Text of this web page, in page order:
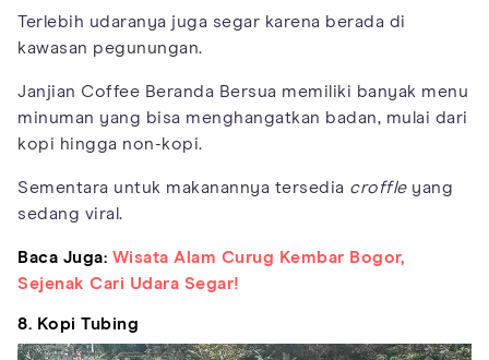
Terlebih udaranya juga segar karena berada di
kawasan pegunungan.
Janjian Coffee Beranda Bersua memiliki banyak menu
minuman yang bisa menghangatkan badan, mulai dari
kopi hingga non-kopi.
Sementara untuk makanannya tersedia croffleyang
sedang viral.
Baca Juga: Wisata Alam Curug Kembar Bogor,
Sejenak Cari Udara Segar!
8. Kopi Tubing